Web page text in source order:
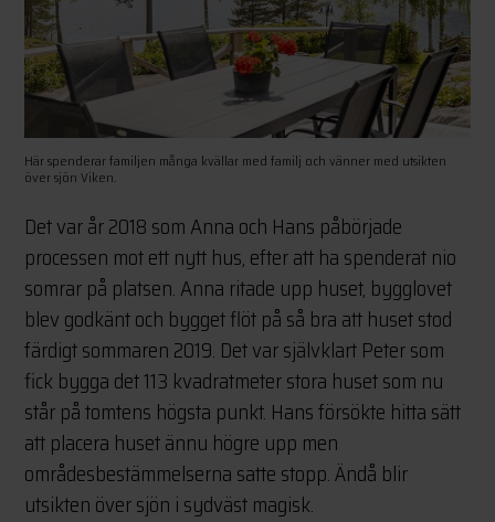
Här spenderar familjen många kvällar med familj och vänner med utsikten
över sjön Viken.
Det var år 2018 som Anna och Hans påbörjade
processen mot ett nytt hus, efter att ha spenderat nio
somrar på platsen. Anna ritade upp huset, bygglovet
blev godkänt och bygget flöt på så bra att huset stod
färdigt sommaren 2019. Det var självklart Peter som
fick bygga det 113 kvadratmeter stora huset som nu
står på tomtens högsta punkt. Hans försökte hitta sätt
att placera huset ännu högre upp men
områdesbestämmelserna satte stopp. Ändå blir
utsikten över sjön i sydväst magisk.